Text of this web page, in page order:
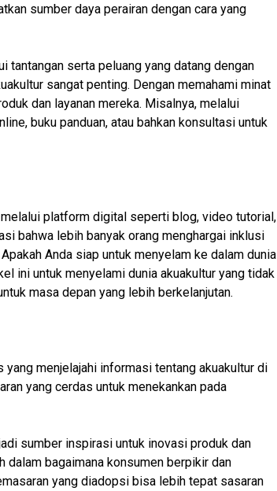
sumber daya perairan dengan cara yang
tantangan serta peluang yang datang dengan
sangat penting. Dengan memahami minat
dan layanan mereka. Misalnya, melalui
buku panduan, atau bahkan konsultasi untuk
platform digital seperti blog, video tutorial,
bahwa lebih banyak orang menghargai inklusi
Anda siap untuk menyelam ke dalam dunia
ini untuk menyelami dunia akuakultur yang tidak
masa depan yang lebih berkelanjutan.
menjelajahi informasi tentang akuakultur di
yang cerdas untuk menekankan pada
sumber inspirasi untuk inovasi produk dan
dalam bagaimana konsumen berpikir dan
yang diadopsi bisa lebih tepat sasaran